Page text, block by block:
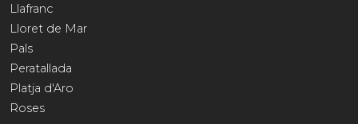
Llafranc
Lloret de Mar
Pals
Peratallada
Platja d'Aro
Roses